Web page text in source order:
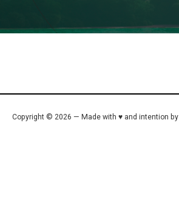
Copyright © 2026 — Made with ♥ and intention by